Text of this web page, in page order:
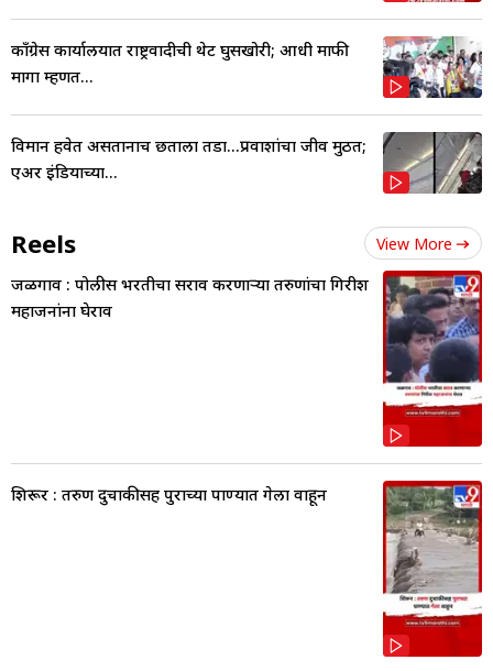
काँग्रेस कार्यालयात राष्ट्रवादीची थेट घुसखोरी; आधी माफी
मागा म्हणत...
विमान हवेत असतानाच छताला तडा...प्रवाशांचा जीव मुठीत;
एअर इंडियाच्या...
Reels View More
जळगाव : पोलीस भरतीचा सराव करणाऱ्या तरुणांचा गिरीश
महाजनांना घेराव
शिरूर : तरुण दुचाकीसह पुराच्या पाण्यात गेला वाहून